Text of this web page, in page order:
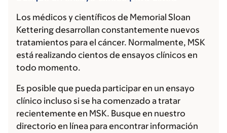
Los médicos y científicos de Memorial Sloan
Kettering desarrollan constantemente nuevos
tratamientos para el cáncer. Normalmente, MSK
está realizando cientos de ensayos clínicos en
todo momento.
Es posible que pueda participar en un ensayo
clínico incluso si se ha comenzado a tratar
recientemente en MSK. Busque en nuestro
directorio en línea para encontrar información